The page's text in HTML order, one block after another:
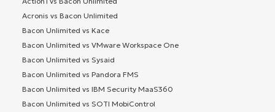
Acronis vs Bacon Unlimited
Bacon Unlimited vs Kace
Bacon Unlimited vs VMware Workspace One
Bacon Unlimited vs Sysaid
Bacon Unlimited vs Pandora FMS
Bacon Unlimited vs IBM Security MaaS360
Bacon Unlimited vs SOTI MobiControl